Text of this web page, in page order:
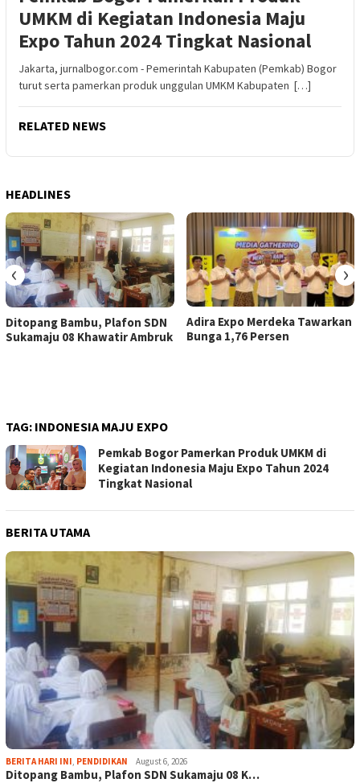
UMKM di Kegiatan Indonesia Maju
Expo Tahun 2024 Tingkat Nasional
Jakarta, jurnalbogor.com - Pemerintah Kabupaten (Pemkab) Bogor
turut serta pamerkan produk unggulan UMKM Kabupaten […]
RELATED NEWS
HEADLINES
Ditopang Bambu, Plafon SDN
Sukamaju 08 Khawatir Ambruk
Adira Expo Merdeka Tawarkan
Bunga 1,76 Persen
‹ ›
TAG: INDONESIA MAJU EXPO
Pemkab Bogor Pamerkan Produk UMKM di
Kegiatan Indonesia Maju Expo Tahun 2024
Tingkat Nasional
BERITA UTAMA
BERITA HARI INI, PENDIDIKAN August 6, 2026
Ditopang Bambu, Plafon SDN Sukamaju 08 K…